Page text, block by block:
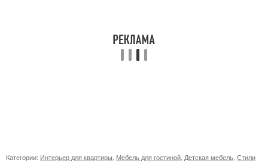
Категории: Интерьер для квартиры Мебель для гостиной Детская мебель Стили